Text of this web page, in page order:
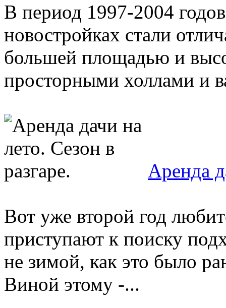
В период 1997-2004
новостройках стали
большей площадью и
просторными холлами и
Аренда
Вот уже второй год
приступают к поиску
не зимой, как это было
Виной этому -...